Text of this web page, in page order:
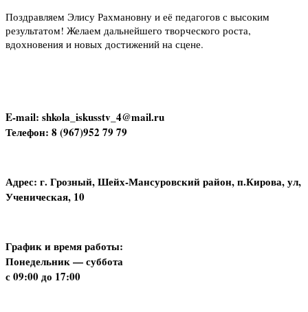
Поздравляем Элису Рахмановну и её педагогов с высоким
результатом! Желаем дальнейшего творческого роста,
вдохновения и новых достижений на сцене.
E-mail: shkola_iskusstv_4@mail.ru
Телефон: 8 (967)952 79 79
Адрес: г. Грозный, Шейх-Мансуровский район, п.Кирова, ул,
Ученическая, 10
График и время работы:
Понедельник — суббота
с 09:00 до 17:00